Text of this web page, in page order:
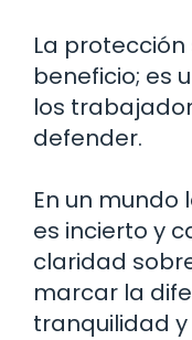
La protección
beneficio; es
los
defender.
En un
es incierto y
claridad
marcar la
tranquilidad y